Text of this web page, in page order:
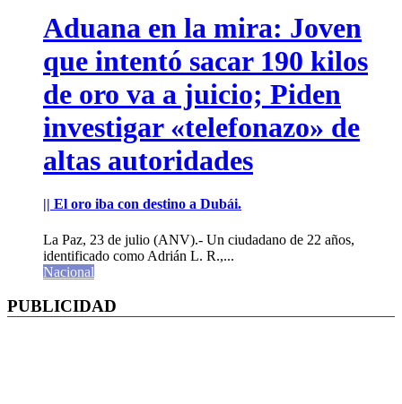
Aduana en la mira: Joven
que intentó sacar 190 kilos
de oro va a juicio; Piden
investigar «telefonazo» de
altas autoridades
|| El oro iba con destino a Dubái.
La Paz, 23 de julio (ANV).- Un ciudadano de 22 años,
identificado como Adrián L. R.,...
Nacional
PUBLICIDAD